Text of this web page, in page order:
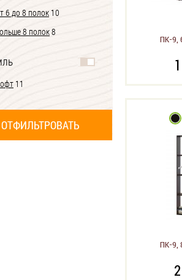
6 до 8 полок 10
8 полок8
11
ПК-9,
ПК-9,